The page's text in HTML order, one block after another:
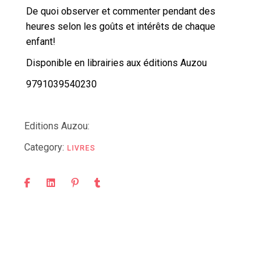
De quoi observer et commenter pendant des
heures selon les goûts et intérêts de chaque
enfant!
Disponible en librairies aux éditions Auzou
9791039540230
Editions Auzou:
Category: LIVRES